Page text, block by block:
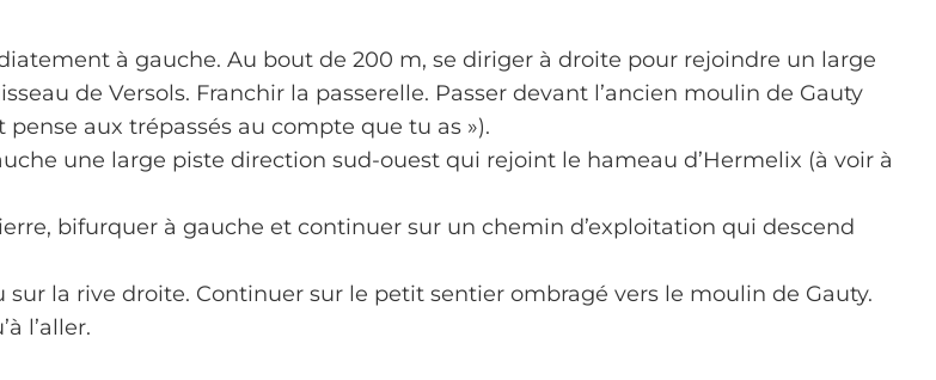
à gauche. Au bout de 200 m, se diriger à droite pour rejoindre un large
de Versols. Franchir la passerelle. Passer devant l’ancien moulin de Gauty
aux trépassés au compte que tu as »).
une large piste direction sud-ouest qui rejoint le hameau d’Hermelix (à voir à
bifurquer à gauche et continuer sur un chemin d’exploitation qui descend
la rive droite. Continuer sur le petit sentier ombragé vers le moulin de Gauty.
l’aller.